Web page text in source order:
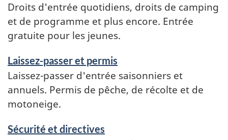
Droits d'entrée quotidiens, droits de camping
et de programme et plus encore. Entrée
gratuite pour les jeunes.
Laissez-passer et permis
Laissez-passer d'entrée saisonniers et
annuels. Permis de pêche, de récolte et de
motoneige.
Sécurité et directives